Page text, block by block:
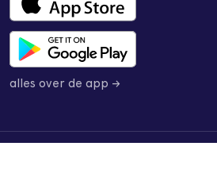
alles over de app →